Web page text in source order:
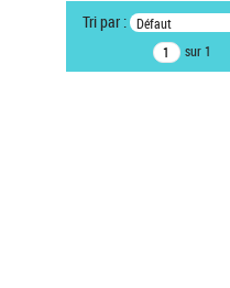
Type de notice
Tri par : Défaut
sur 1